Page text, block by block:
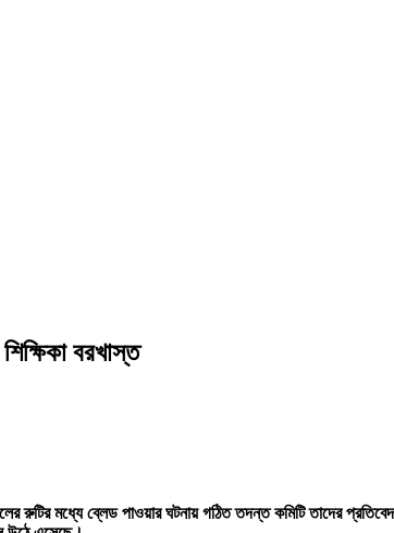
বরখাস্ত
রুটির মধ্যে ব্লেড পাওয়ার ঘটনায় গঠিত তদন্ত কমিটি তাদের